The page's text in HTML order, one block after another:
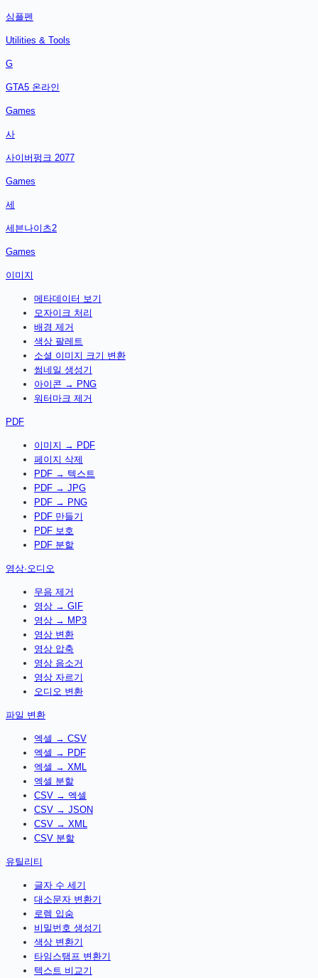
심플펜
Utilities & Tools
G
GTA5 온라인
Games
사
사이버펑크 2077
Games
세
세븐나이츠2
Games
이미지
메타데이터 보기
모자이크 처리
배경 제거
색상 팔레트
소셜 이미지 크기 변환
썸네일 생성기
아이콘 → PNG
워터마크 제거
PDF
이미지 → PDF
페이지 삭제
PDF → 텍스트
PDF → JPG
PDF → PNG
PDF 만들기
PDF 보호
PDF 분할
영상·오디오
무음 제거
영상 → GIF
영상 → MP3
영상 변환
영상 압축
영상 음소거
영상 자르기
오디오 변환
파일 변환
엑셀 → CSV
엑셀 → PDF
엑셀 → XML
엑셀 분할
CSV → 엑셀
CSV → JSON
CSV → XML
CSV 분할
유틸리티
글자 수 세기
대소문자 변환기
로렘 입숨
비밀번호 생성기
색상 변환기
타임스탬프 변환기
텍스트 비교기